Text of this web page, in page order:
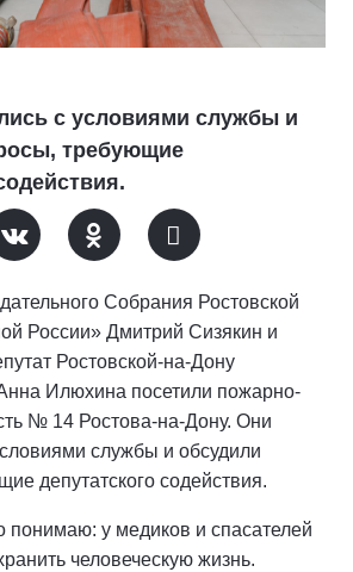
с условиями службы и
требующие
Собрания Ростовской
России» Дмитрий Сизякин и
Ростовской-на-Дону
Илюхина посетили пожарно-
№ 14 Ростова-на-Дону. Они
службы и обсудили
депутатского содействия.
понимаю: у медиков и спасателей
человеческую жизнь.